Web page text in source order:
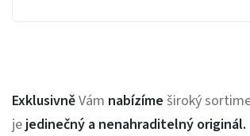
ExklusivněVám nabízíme široký
jejedinečný a nenahraditelný originál.